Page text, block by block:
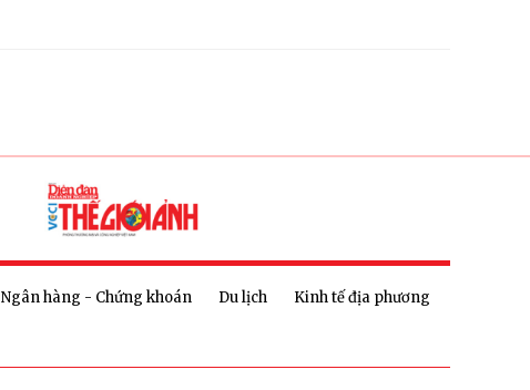
Ngân hàng - Chứng khoán Du lịch
Kinh tế địa phương